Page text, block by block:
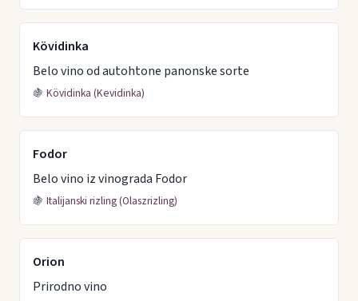
Kövidinka
Belo vino od autohtone panonske sorte
🍇 Kövidinka (Kevidinka)
Fodor
Belo vino iz vinograda Fodor
🍇 Italijanski rizling (Olaszrizling)
Orion
Prirodno vino